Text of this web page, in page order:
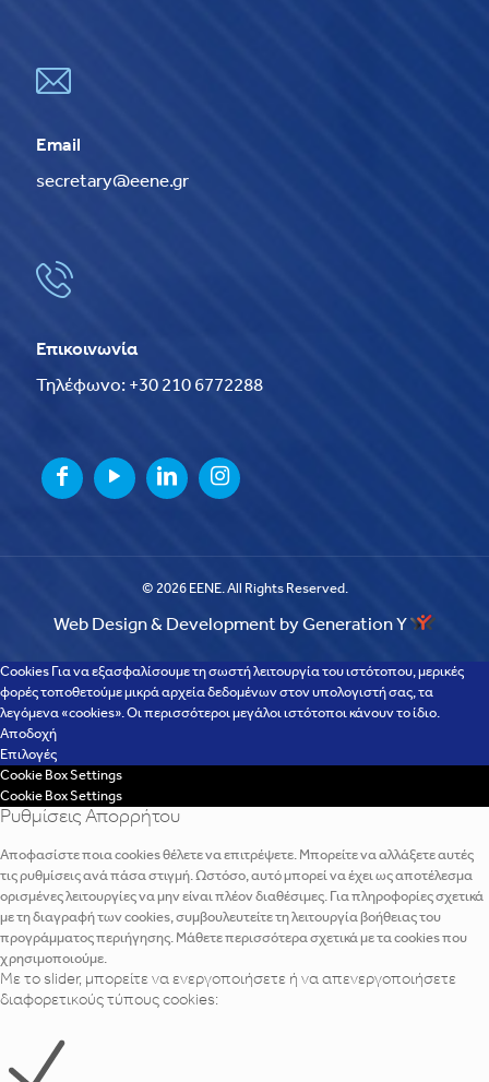
Email
secretary@eene.gr
Επικοινωνία
Τηλέφωνο: +30 210 6772288
© 2026 EENE. All Rights Reserved.
Web Design & Development by Generation Y
Cookies Για να εξασφαλίσουμε τη σωστή λειτουργία του ιστότοπου, μερικές
φορές τοποθετούμε μικρά αρχεία δεδομένων στον υπολογιστή σας, τα
λεγόμενα «cookies». Οι περισσότεροι μεγάλοι ιστότοποι κάνουν το ίδιο.
Αποδοχή
Επιλογές
Cookie Box Settings
Cookie Box Settings
Ρυθμίσεις Απορρήτου
Αποφασίστε ποια cookies θέλετε να επιτρέψετε. Μπορείτε να αλλάξετε αυτές
τις ρυθμίσεις ανά πάσα στιγμή. Ωστόσο, αυτό μπορεί να έχει ως αποτέλεσμα
ορισμένες λειτουργίες να μην είναι πλέον διαθέσιμες. Για πληροφορίες σχετικά
με τη διαγραφή των cookies, συμβουλευτείτε τη λειτουργία βοήθειας του
προγράμματος περιήγησης. Μάθετε περισσότερα σχετικά με τα cookies που
χρησιμοποιούμε.
Με το slider, μπορείτε να ενεργοποιήσετε ή να απενεργοποιήσετε
διαφορετικούς τύπους cookies: